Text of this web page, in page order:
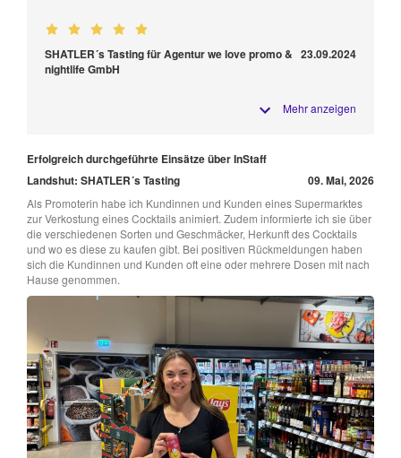
SHATLER´s Tasting für Agentur we love promo &
nightlife GmbH
23.09.2024
Mehr anzeigen
Erfolgreich durchgeführte Einsätze über InStaff
Landshut: SHATLER´s Tasting
09. Mai, 2026
Als Promoterin habe ich Kundinnen und Kunden eines Supermarktes
zur Verkostung eines Cocktails animiert. Zudem informierte ich sie über
die verschiedenen Sorten und Geschmäcker, Herkunft des Cocktails
und wo es diese zu kaufen gibt. Bei positiven Rückmeldungen haben
sich die Kundinnen und Kunden oft eine oder mehrere Dosen mit nach
Hause genommen.